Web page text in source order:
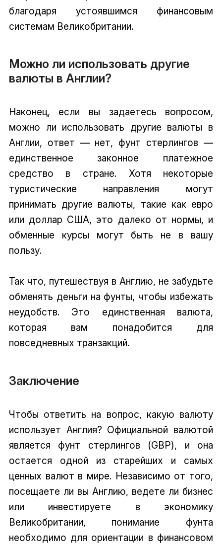
благодаря устоявшимся финансовым
системам Великобритании.
Можно ли использовать другие
валюты в Англии?
Наконец, если вы задаетесь вопросом,
можно ли использовать другие валюты в
Англии, ответ — нет, фунт стерлингов —
единственное законное платежное
средство в стране. Хотя некоторые
туристические направления могут
принимать другие валюты, такие как евро
или доллар США, это далеко от нормы, и
обменные курсы могут быть не в вашу
пользу.
Так что, путешествуя в Англию, не забудьте
обменять деньги на фунты, чтобы избежать
неудобств. Это единственная валюта,
которая вам понадобится для
повседневных транзакций.
Заключение
Чтобы ответить на вопрос, какую валюту
использует Англия? Официальной валютой
является фунт стерлингов (GBP), и она
остается одной из старейших и самых
ценных валют в мире. Независимо от того,
посещаете ли вы Англию, ведете ли бизнес
или инвестируете в экономику
Великобритании, понимание фунта
необходимо для ориентации в финансовом